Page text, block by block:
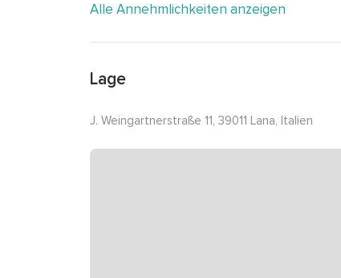
Alle Annehmlichkeiten anzeigen
Lage
J. Weingartnerstraße 11, 39011 Lana, Italien